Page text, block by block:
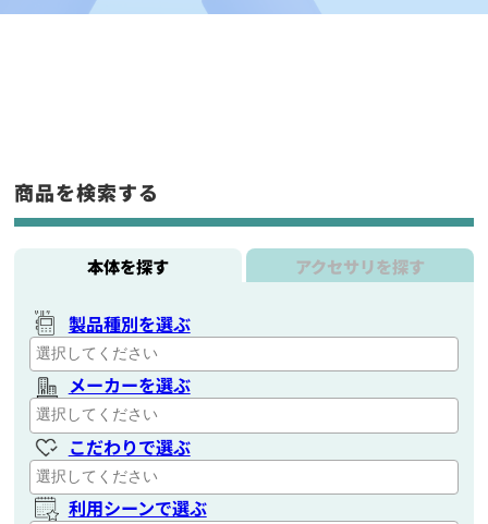
商品を検索する
本体を探す アクセサリを探す
製品種別を選ぶ
メーカーを選ぶ
こだわりで選ぶ
利用シーンで選ぶ